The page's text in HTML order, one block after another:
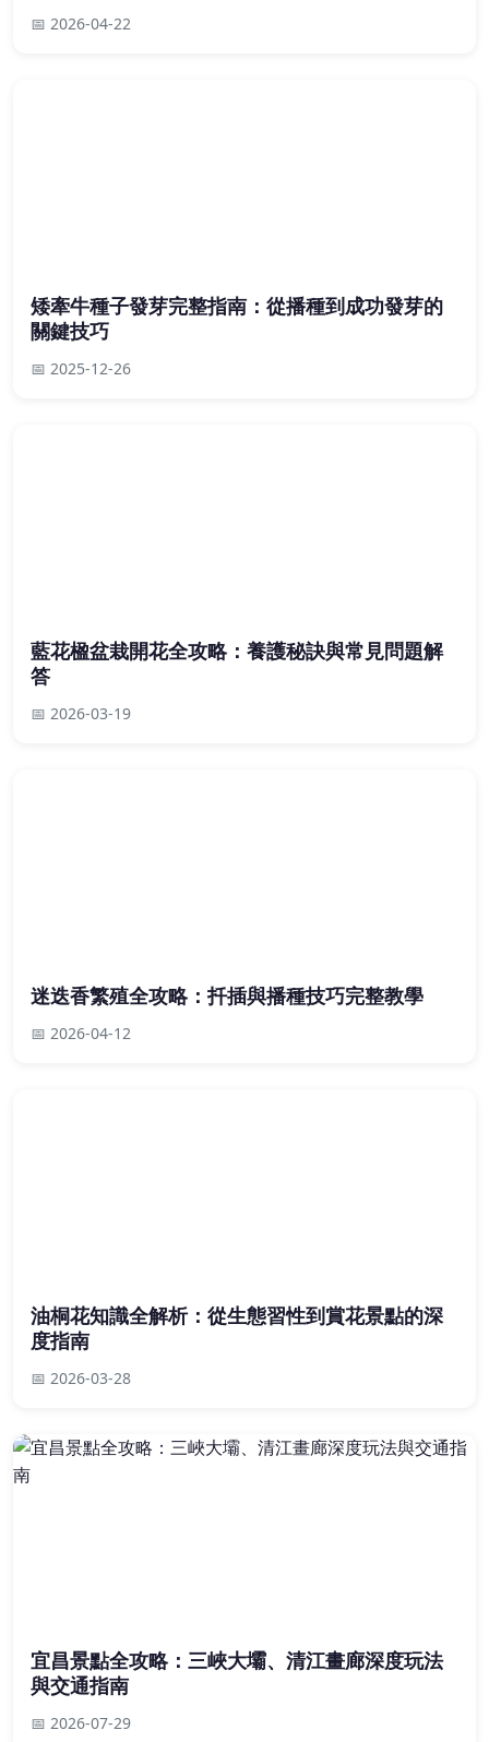
📅 2026-04-22
矮牽牛種子發芽完整指南：從播種到成功發芽的
關鍵技巧
📅 2025-12-26
藍花楹盆栽開花全攻略：養護秘訣與常見問題解
答
📅 2026-03-19
迷迭香繁殖全攻略：扦插與播種技巧完整教學
📅 2026-04-12
油桐花知識全解析：從生態習性到賞花景點的深
度指南
📅 2026-03-28
宜昌景點全攻略：三峽大壩、清江畫廊深度玩法
與交通指南
📅 2026-07-29